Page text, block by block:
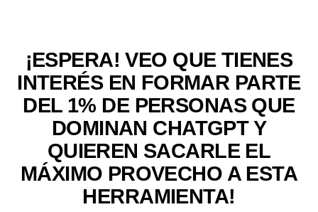
¡ESPERA! VEO QUE TIENES
INTERÉS EN FORMAR PARTE
DEL 1% DE PERSONAS QUE
DOMINAN CHATGPT Y
QUIEREN SACARLE EL
MÁXIMO PROVECHO A ESTA
HERRAMIENTA!